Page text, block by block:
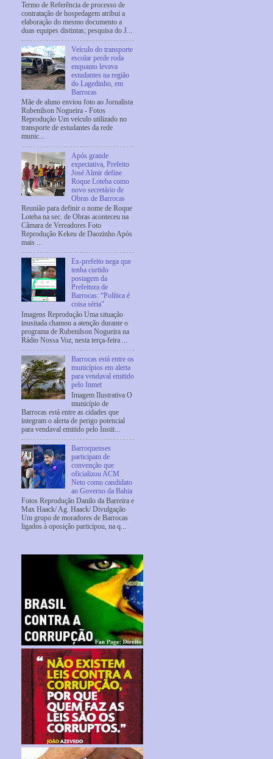
Termo de Referência de processo de
contratação de hospedagem atribui a
elaboração do mesmo documento a
duas equipes distintas; pesquisa do J...
Veículo do transporte
escolar perde roda
enquanto levava
estudantes na região
do Lagedinho, em
Barrocas
Mãe de aluno enviou foto ao Jornalista
Rubenilson Nogueira - Fotos
Reprodução Um veículo utilizado no
transporte de estudantes da rede
munic...
Após grande
expectativa, Prefeito
José Almir define
Roque Loteba como
novo secretário de
Obras de Barrocas
Reunião para definir o nome de Roque
Loteba na sec. de Obras aconteceu na
Câmara de Vereadores Foto
Reprodução Kekeu de Daozinho Após
mais ...
Ex-prefeito nega que
tenha curtido
postagem da
Prefeitura de
Barrocas: “Política é
coisa séria”
Imagens Reprodução Uma situação
inusitada chamou a atenção durante o
programa de Rubenilson Nogueira na
Rádio Nossa Voz, nesta terça-feira ...
Barrocas está entre os
municípios em alerta
para vendaval emitido
pelo Inmet
Imagem Ilustrativa O
município de
Barrocas está entre as cidades que
integram o alerta de perigo potencial
para vendaval emitido pelo Instit...
Barroquenses
participam de
convenção que
oficializou ACM
Neto como candidato
ao Governo da Bahia
Fotos Reprodução Danilo da Barreira e
Max Haack/ Ag. Haack/ Divulgação
Um grupo de moradores de Barrocas
ligados à oposição participou, na q...